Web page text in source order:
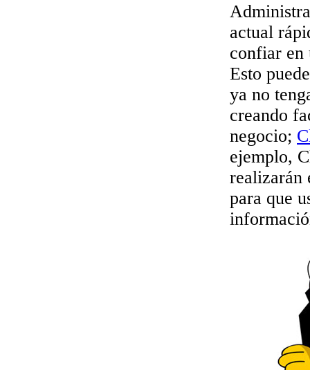
actual
confiar en
Esto
ya no
creando
negocio;
ejemplo,
realizarán
para que